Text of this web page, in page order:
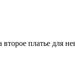
платье для